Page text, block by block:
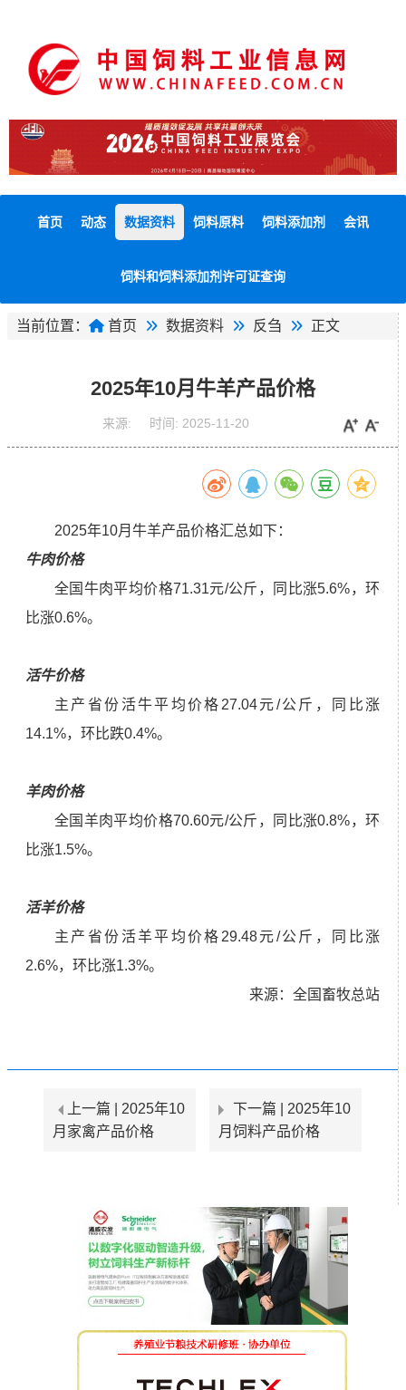
首页 动态 数据资料 饲料原料 饲料添加剂 会讯
饲料和饲料添加剂许可证查询
当前位置： 首页 数据资料 反刍 正文
2025年10月牛羊产品价格
来源: 时间: 2025-11-20
2025年10月牛羊产品价格汇总如下：
牛肉价格
全国牛肉平均价格71.31元/公斤，同比涨5.6%，环
比涨0.6%。
活牛价格
主产省份活牛平均价格27.04元/公斤，同比涨
14.1%，环比跌0.4%。
羊肉价格
全国羊肉平均价格70.60元/公斤，同比涨0.8%，环
比涨1.5%。
活羊价格
主产省份活羊平均价格29.48元/公斤，同比涨
2.6%，环比涨1.3%。
来源：全国畜牧总站
上一篇 | 2025年10
月家禽产品价格
下一篇 | 2025年10
月饲料产品价格